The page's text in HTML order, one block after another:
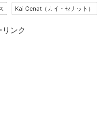
Kai Cenat（カイ・セナット）
リンク